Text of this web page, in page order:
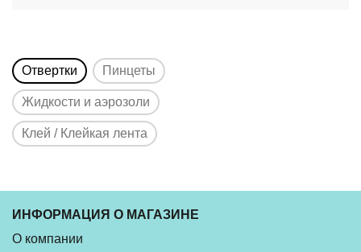
Отвертки Пинцеты
Жидкости и аэрозоли
Клей / Клейкая лента
ИНФОРМАЦИЯ О МАГАЗИНЕ
О компании